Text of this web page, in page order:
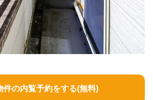
件の内覧予約をする(無料)